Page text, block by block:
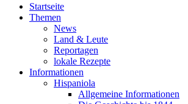
Startseite
Themen
News
Land & Leute
Reportagen
lokale Rezepte
Informationen
Hispaniola
Allgemeine Informationen